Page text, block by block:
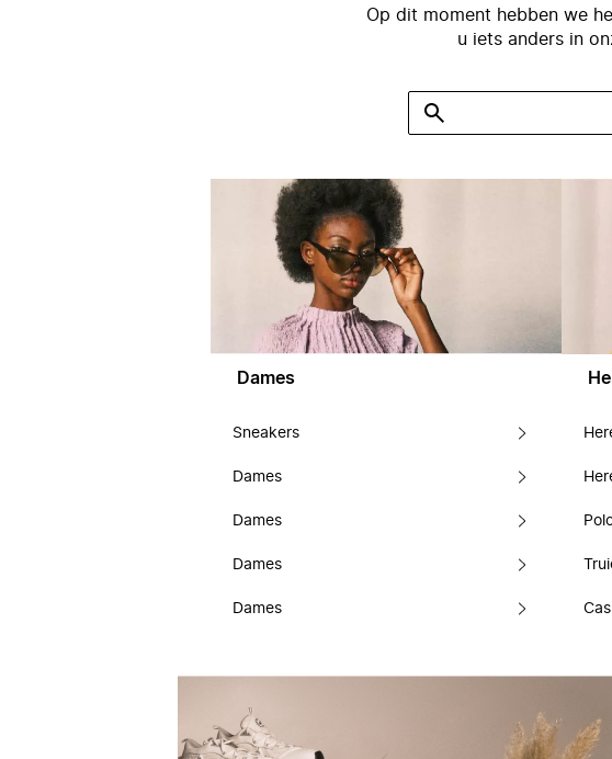
Op dit moment hebben we
u iets anders in
Dames
Sneakers
Dames
Dames
Dames
Dames